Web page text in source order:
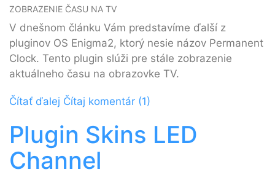
ZOBRAZENIE ČASU NA TV
V dnešnom článku Vám predstavíme ďalší z
pluginov OS Enigma2, ktorý nesie názov Permanent
Clock. Tento plugin slúži pre stále zobrazenie
aktuálneho času na obrazovke TV.
Čítať ďalej Čítaj komentár (1)
Plugin Skins LED
Channel